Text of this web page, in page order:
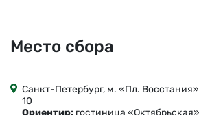
Место сбора
Санкт-Петербург, м. «Пл.
10
Ориентир: гостиница